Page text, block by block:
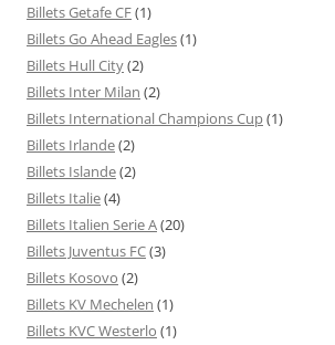
Billets Getafe CF(1)
Billets Go Ahead Eagles(1)
Billets Hull City(2)
Billets Inter Milan (2)
Billets International Champions Cup(1)
Billets Irlande(2)
Billets Islande(2)
Billets Italie(4)
Billets Italien Serie A(20)
Billets Juventus FC(3)
Billets Kosovo (2)
Billets KV Mechelen (1)
Billets KVC Westerlo (1)